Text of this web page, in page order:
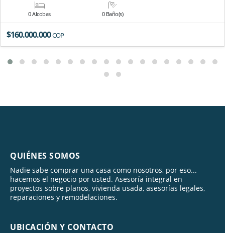
0 Alcobas 0 Baño(s)
$160.000.000COP
QUIÉNES SOMOS
Nadie sabe comprar una casa como nosotros, por eso...
hacemos el negocio por usted. Asesoría integral en
proyectos sobre planos, vivienda usada, asesorías legales,
reparaciones y remodelaciones.